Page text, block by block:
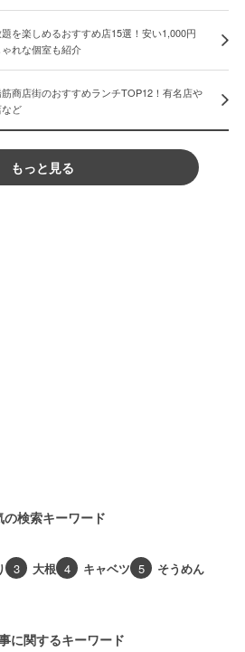
を楽しめるおすすめ店15選！安い1,000円
れな個室も紹介
商店街のおすすめランチTOP12！有名店や
ど
もっと見る
の検索キーワード
3 大根 4 キャベツ 5 そうめん
に関するキーワード